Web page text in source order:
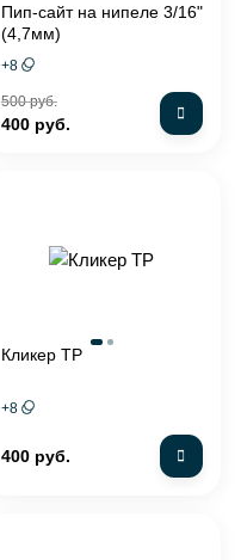
Пип-сайт на нипеле 3/16"
(4,7мм)
+8
500 руб.
400 руб.
Кликер TP
+8
400 руб.